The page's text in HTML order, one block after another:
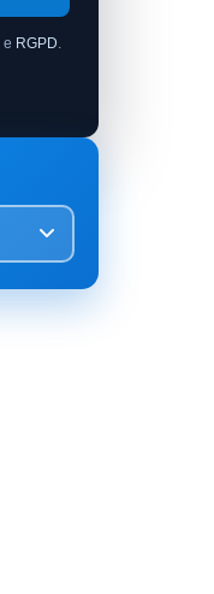
e RGPD